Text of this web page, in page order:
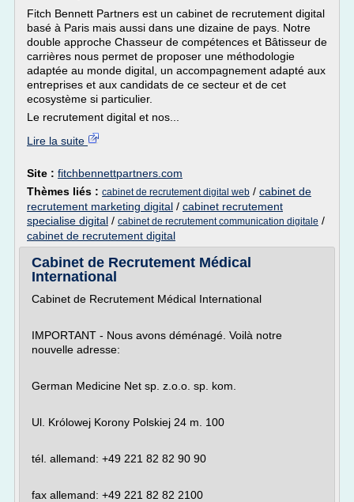
Fitch Bennett Partners est un cabinet de recrutement digital
basé à Paris mais aussi dans une dizaine de pays. Notre
double approche Chasseur de compétences et Bâtisseur de
carrières nous permet de proposer une méthodologie
adaptée au monde digital, un accompagnement adapté aux
entreprises et aux candidats de ce secteur et de cet
ecosystème si particulier.
Le recrutement digital et nos...
Lire la suite
Site : fitchbennettpartners.com
Thèmes liés : cabinet de recrutement digital web / cabinet de
recrutement marketing digital / cabinet recrutement
specialise digital / cabinet de recrutement communication digitale /
cabinet de recrutement digital
Cabinet de Recrutement Médical
International
Cabinet de Recrutement Médical International
IMPORTANT - Nous avons déménagé. Voilà notre
nouvelle adresse:
German Medicine Net sp. z.o.o. sp. kom.
Ul. Królowej Korony Polskiej 24 m. 100
tél. allemand: +49 221 82 82 90 90
fax allemand: +49 221 82 82 2100